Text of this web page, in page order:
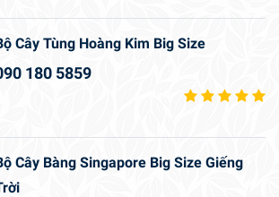
Cây Tùng Hoàng Kim Big Size
180 5859
Cây Bàng Singapore Big Size Giếng